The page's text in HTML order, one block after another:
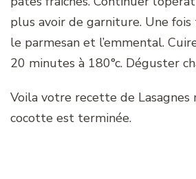
plus avoir de garniture. Une
le parmesan et l’emmental.
20 minutes à 180°c. Déguster
Voila votre recette de Lasagnes
cocotte est terminée.